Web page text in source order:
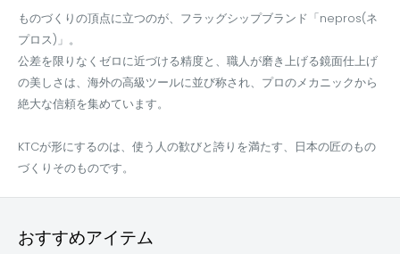
ものづくりの頂点に立つのが、フラッグシップブランド「nepros(ネ
プロス)」。
公差を限りなくゼロに近づける精度と、職人が磨き上げる鏡面仕上げ
の美しさは、海外の高級ツールに並び称され、プロのメカニックから
絶大な信頼を集めています。
KTCが形にするのは、使う人の歓びと誇りを満たす、日本の匠のもの
づくりそのものです。
おすすめアイテム